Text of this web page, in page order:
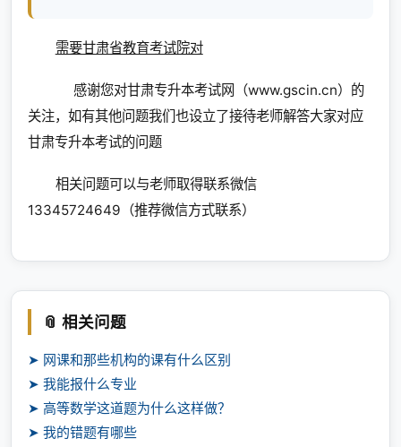
需要甘肃省教育考试院对
感谢您对甘肃专升本考试网（www.gscin.cn）的
关注，如有其他问题我们也设立了接待老师解答大家对应
甘肃专升本考试的问题
相关问题可以与老师取得联系微信
13345724649（推荐微信方式联系）
📎 相关问题
➤ 网课和那些机构的课有什么区别
➤ 我能报什么专业
➤ 高等数学这道题为什么这样做？
➤ 我的错题有哪些